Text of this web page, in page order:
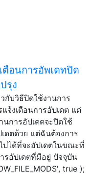
ตือนการอัพเดทปิด
รุง
กับวิธีปิดใช้งานการ
จ้งเตือนการอัปเดต แต่
การอัปเดตจะปิดใช้
ดตด้วย แต่ฉันต้องการ
ปได้ที่จะอัปเดตในขณะที่
รอัปเดตที่มีอยู่ ปัจจุบัน
true );